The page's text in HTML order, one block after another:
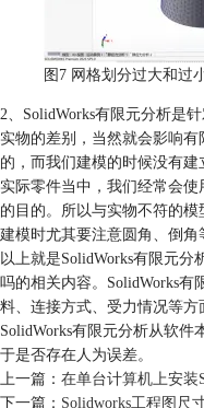
图7 网格划分过大和过
2、SolidWorks有限元分析是
实物的差别，当然就会影响
的，而我们建模的时候没有
实际零件当中，我们经常会
的目的。所以与实物不符的
建模时尤其要注意圆角、倒角
以上就是SolidWorks有限元分
吗的相关内容。SolidWorks
料、连接方式、受力情况等方
SolidWorks有限元分析从软
于是否存在人为误差。
上一篇： 在单台计算机上安装
下一篇： Solidworks工程图尺